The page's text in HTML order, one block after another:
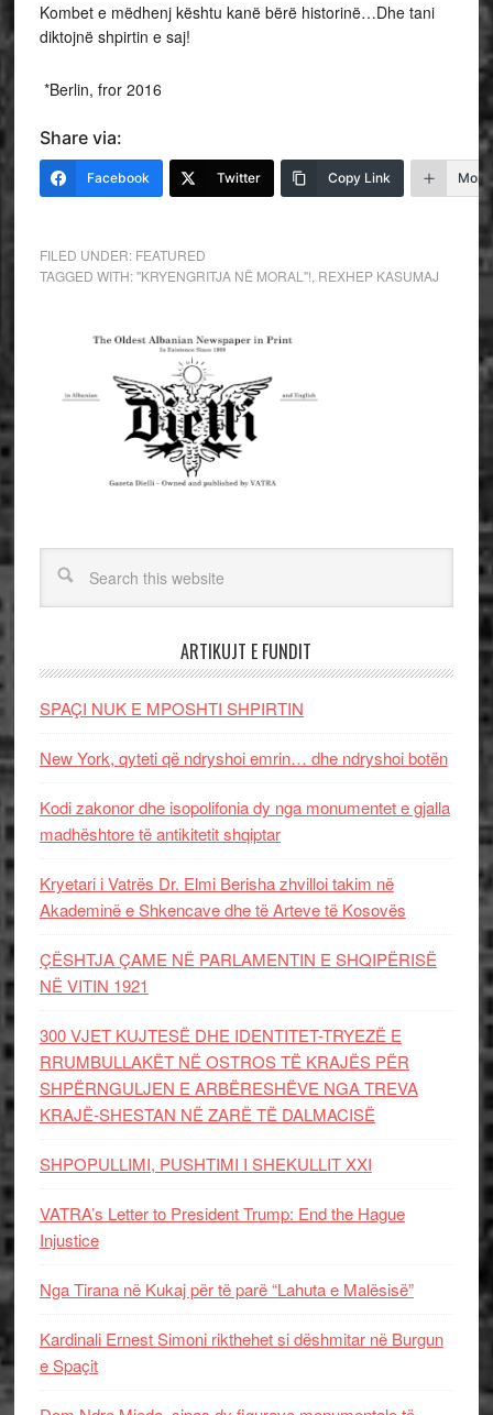
Kombet e mëdhenj kështu kanë bërë historinë…Dhe tani
diktojnë shpirtin e saj!
*Berlin, fror 2016
Share via:
Facebook Twitter Copy Link More
FILED UNDER: FEATURED
TAGGED WITH:"KRYENGRITJA NË MORAL"! REXHEP KASUMAJ
ARTIKUJT E FUNDIT
SPAÇI NUK E MPOSHTI SHPIRTIN
New York, qyteti që ndryshoi emrin… dhe ndryshoi botën
Kodi zakonor dhe isopolifonia dy nga monumentet e gjalla
madhështore të antikitetit shqiptar
Kryetari i Vatrës Dr. Elmi Berisha zhvilloi takim në
Akademinë e Shkencave dhe të Arteve të Kosovës
ÇËSHTJA ÇAME NË PARLAMENTIN E SHQIPËRISË
NË VITIN 1921
300 VJET KUJTESË DHE IDENTITET-TRYEZË E
RRUMBULLAKËT NË OSTROS TË KRAJËS PËR
SHPËRNGULJEN E ARBËRESHËVE NGA TREVA
KRAJË-SHESTAN NË ZARË TË DALMACISË
SHPOPULLIMI, PUSHTIMI I SHEKULLIT XXI
VATRA’s Letter to President Trump: End the Hague
Injustice
Nga Tirana në Kukaj për të parë “Lahuta e Malësisë”
Kardinali Ernest Simoni rikthehet si dëshmitar në Burgun
e Spaçit